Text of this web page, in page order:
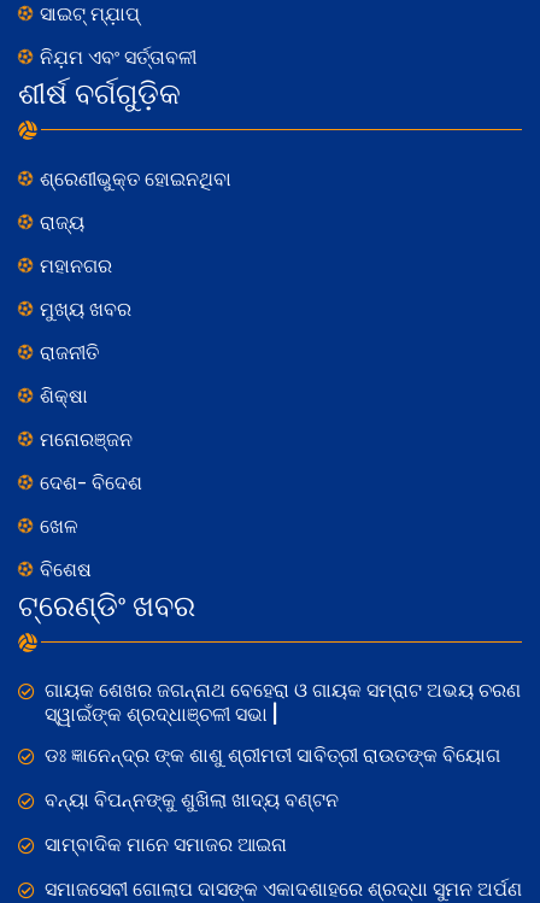
ସାଇଟ୍ ମ୍ଯ଼ାପ୍
ନିଯ଼ମ ଏବଂ ସର୍ତ୍ତାବଳୀ
ଶୀର୍ଷ ବର୍ଗଗୁଡ଼ିକ
ଶ୍ରେଣୀଭୁକ୍ତ ହୋଇନଥିବା
ରାଜ୍ୟ
ମହାନଗର
ମୁଖ୍ୟ ଖବର
ରାଜନୀତି
ଶିକ୍ଷା
ମନୋରଞ୍ଜନ
ଦେଶ- ବିଦେଶ
ଖେଳ
ବିଶେଷ
ଟ୍ରେଣ୍ଡିଂ ଖବର
ଗାୟକ ଶେଖର ଜଗନ୍ନାଥ ବେହେରା ଓ ଗାୟକ ସମ୍ରାଟ ଅଭୟ ଚରଣ
ସ୍ୱାଇଁଙ୍କ ଶ୍ରଦ୍ଧାଞ୍ଚଳୀ ସଭା |
ଡଃ ଜ୍ଞାନେନ୍ଦ୍ର ଙ୍କ ଶାଶୁ ଶ୍ରୀମତୀ ସାବିତ୍ରୀ ରାଉତଙ୍କ ବିୟୋଗ
ବନ୍ୟା ବିପନ୍ନଙ୍କୁ ଶୁଖିଲା ଖାଦ୍ୟ ବଣ୍ଟନ
ସାମ୍ବାଦିକ ମାନେ ସମାଜର ଆଇନା
ସମାଜସେବୀ ଗୋଲାପ ଦାସଙ୍କ ଏକାଦଶାହରେ ଶ୍ରଦ୍ଧା ସୁମନ ଅର୍ପଣ